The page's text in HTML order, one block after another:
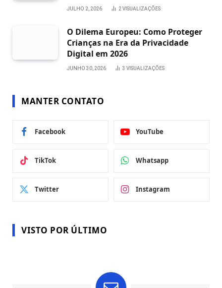
JULHO 2, 2026 2 VISUALIZAÇÕES
O Dilema Europeu: Como Proteger
Crianças na Era da Privacidade
Digital em 2026
JUNHO 30, 2026 3 VISUALIZAÇÕES
MANTER CONTATO
Facebook YouTube
TikTok Whatsapp
Twitter Instagram
VISTO POR ÚLTIMO